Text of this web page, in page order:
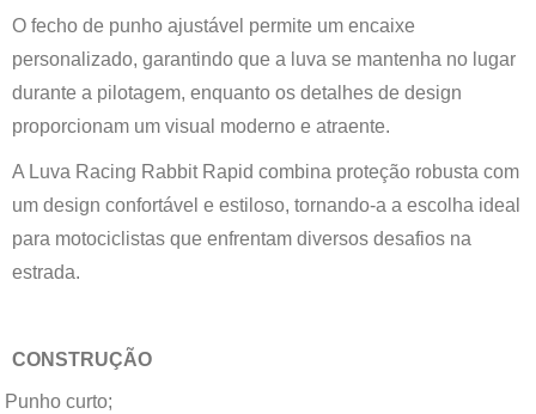
O fecho de punho ajustável permite um encaixe
personalizado, garantindo que a luva se mantenha no lugar
durante a pilotagem, enquanto os detalhes de design
proporcionam um visual moderno e atraente.
A Luva Racing Rabbit Rapid combina proteção robusta com
um design confortável e estiloso, tornando-a a escolha ideal
para motociclistas que enfrentam diversos desafios na
estrada.
CONSTRUÇÃO
Punho curto;